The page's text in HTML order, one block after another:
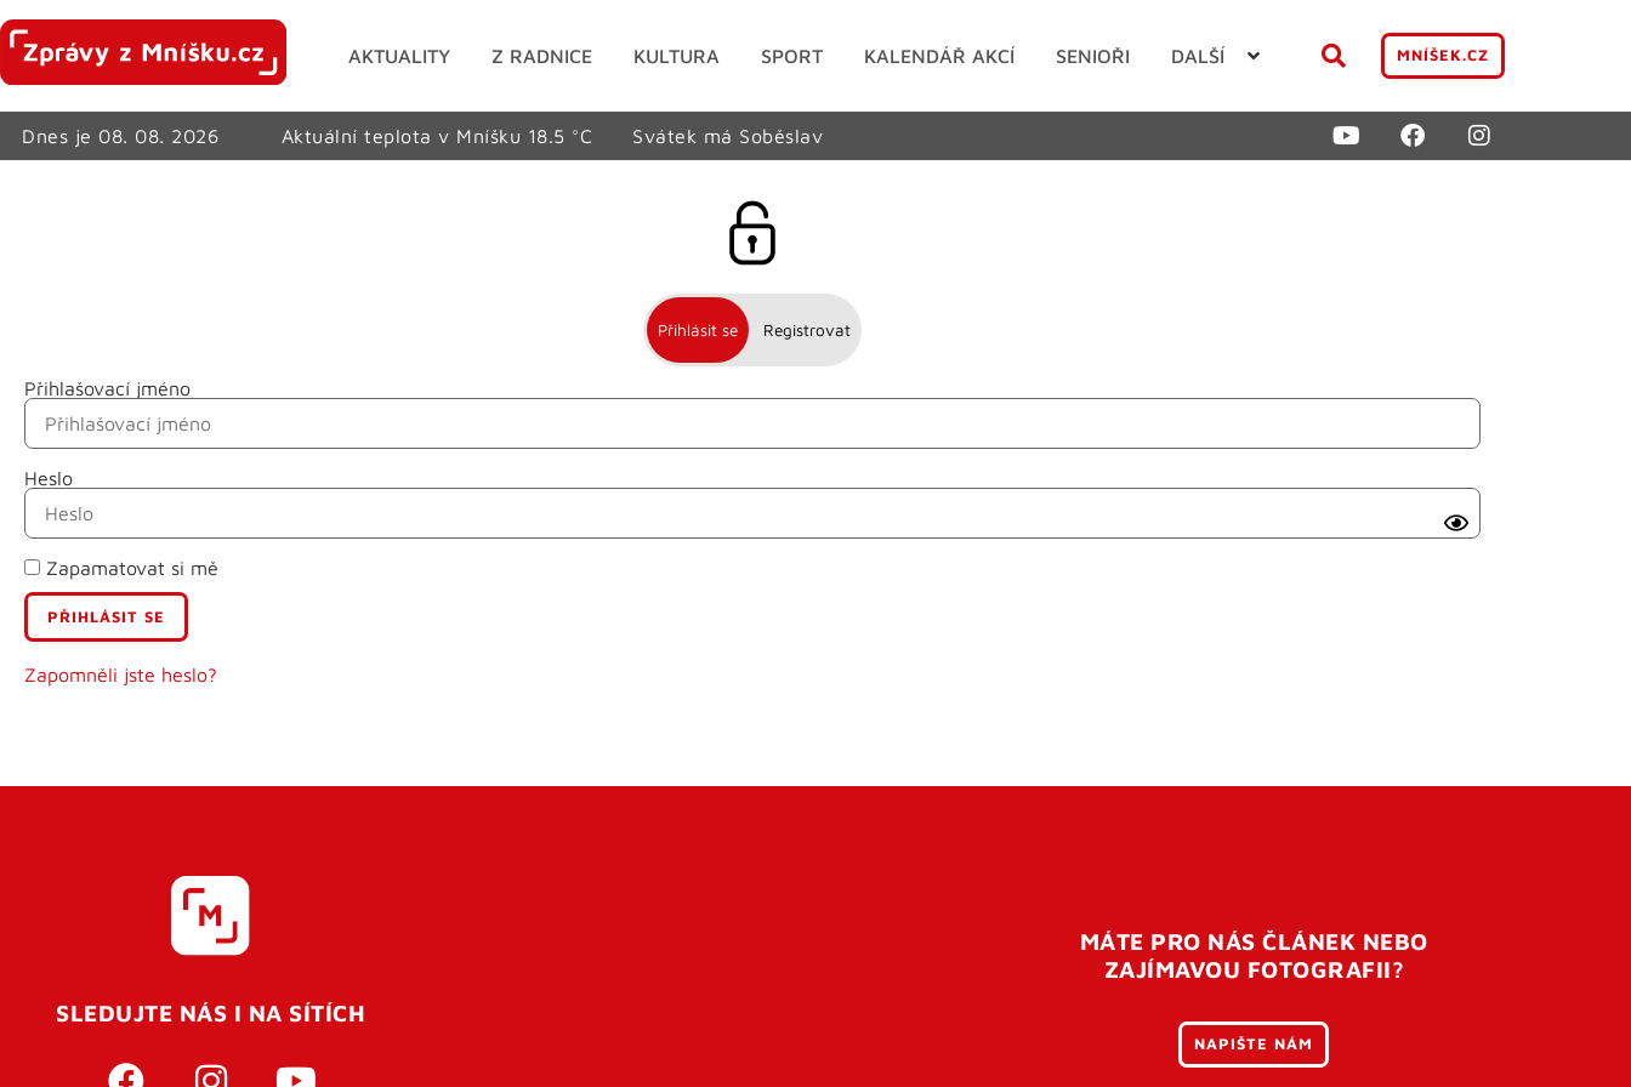
AKTUALITY Z RADNICE KULTURA SPORT KALENDÁŘ AKCÍ SENIOŘI DALŠÍ MNÍŠEK.CZ
Dnes je 08. 08. 2026 Aktuální teplota v Mníšku 18.5 °C Svátek má Soběslav
Přihlásit se Registrovat
Přihlašovací jméno
Heslo
Zapamatovat si mě
Zapomněli jste heslo?
Jméno
Příjmení
E-mail
Uživatelské jméno
SLEDUJTE NÁS I NA SÍTÍCH
MÁTE PRO NÁS ČLÁNEK NEBO
ZAJÍMAVOU FOTOGRAFII?
NAPIŠTE NÁM